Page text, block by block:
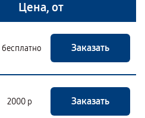
Цена, от
бесплатно Заказать
2000 р Заказать